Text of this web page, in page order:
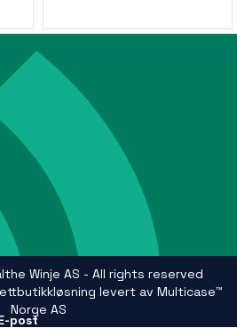
post
Winje AS - All rights reserved
levert av Multicase™
Norge AS